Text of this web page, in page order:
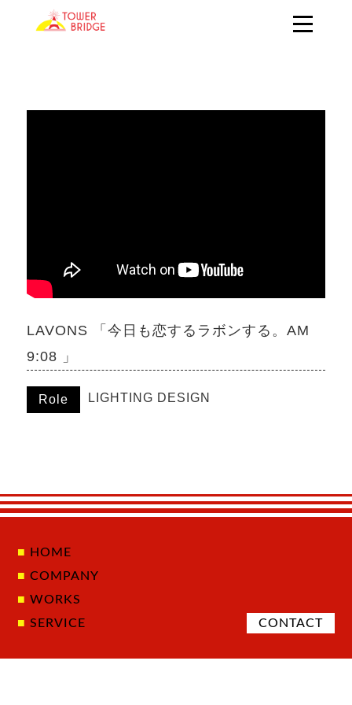
LAVONS 「今日も恋するラボンする。AM
9:08 」
Role LIGHTING DESIGN
HOME
COMPANY
WORKS
SERVICE
CONTACT